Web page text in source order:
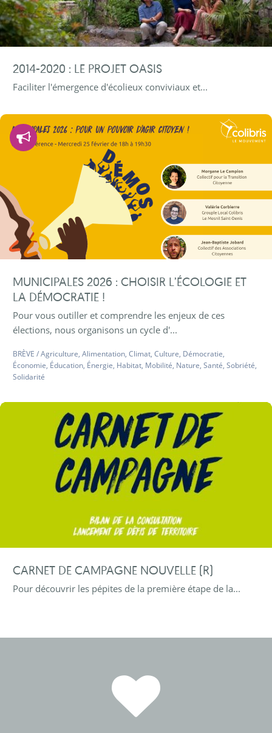
2014-2020 : LE PROJET OASIS
Faciliter l'émergence d'écolieux conviviaux et...
Démocratie
MUNICIPALES 2026 : CHOISIR L’ÉCOLOGIE ET
LA DÉMOCRATIE !
Pour vous outiller et comprendre les enjeux de ces
élections, nous organisons un cycle d'...
BRÈVE /Agriculture, Alimentation, Climat, Culture, Démocratie,
Économie, Éducation, Énergie, Habitat, Mobilité, Nature, Santé, Sobriété,
Solidarité
CARNET DE CAMPAGNE NOUVELLE (R)
Pour découvrir les pépites de la première étape de la...